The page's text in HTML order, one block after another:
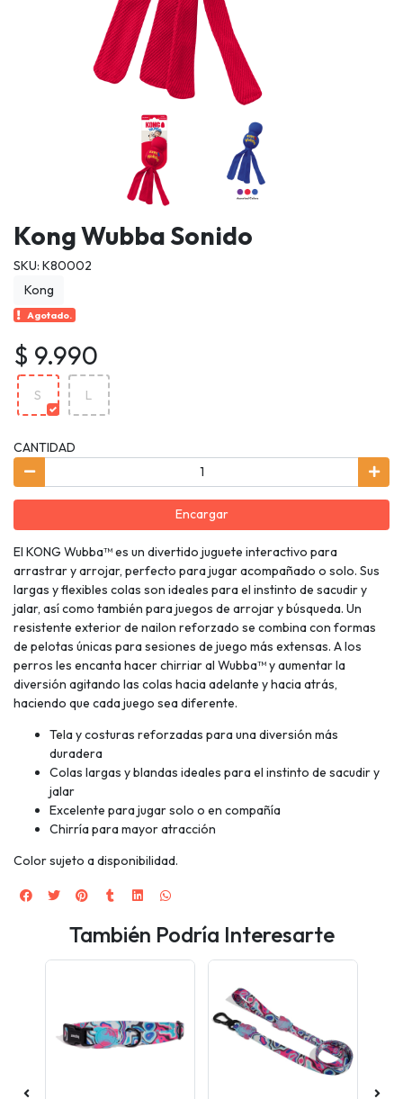
Kong Wubba Sonido
SKU: K80002
Kong
Agotado.
$ 9.990
S L
CANTIDAD
Encargar
El KONG Wubba™ es un divertido juguete interactivo para
arrastrar y arrojar, perfecto para jugar acompañado o solo. Sus
largas y flexibles colas son ideales para el instinto de sacudir y
jalar, así como también para juegos de arrojar y búsqueda. Un
resistente exterior de nailon reforzado se combina con formas
de pelotas únicas para sesiones de juego más extensas. A los
perros les encanta hacer chirriar al Wubba™ y aumentar la
diversión agitando las colas hacia adelante y hacia atrás,
haciendo que cada juego sea diferente.
Tela y costuras reforzadas para una diversión más
duradera
Colas largas y blandas ideales para el instinto de sacudir y
jalar
Excelente para jugar solo o en compañía
Chirría para mayor atracción
Color sujeto a disponibilidad.
También Podría Interesarte